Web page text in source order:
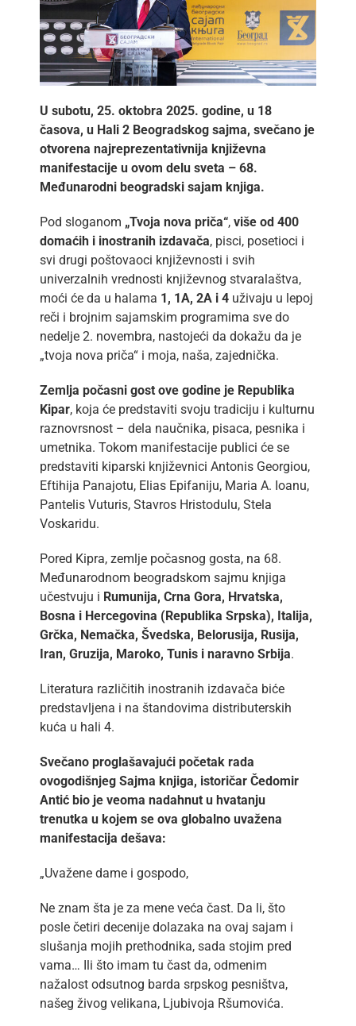
U subotu, 25. oktobra 2025. godine, u 18
časova, u Hali 2 Beogradskog sajma, svečano je
otvorena najreprezentativnija književna
manifestacije u ovom delu sveta – 68.
Međunarodni beogradski sajam knjiga.
Pod sloganom „Tvoja nova priča“, više od 400
domaćih i inostranih izdavača, pisci, posetioci i
svi drugi poštovaoci književnosti i svih
univerzalnih vrednosti književnog stvaralaštva,
moći će da u halama 1, 1A, 2A i 4uživaju u lepoj
reči i brojnim sajamskim programima sve do
nedelje 2. novembra, nastojeći da dokažu da je
„tvoja nova priča“ i moja, naša, zajednička.
Zemlja počasni gost ove godine je Republika
Kipar, koja će predstaviti svoju tradiciju i kulturnu
raznovrsnost – dela naučnika, pisaca, pesnika i
umetnika. Tokom manifestacije publici će se
predstaviti kiparski književnici Antonis Georgiou,
Eftihija Panajotu, Elias Epifaniju, Maria A. Ioanu,
Pantelis Vuturis, Stavros Hristodulu, Stela
Voskaridu.
Pored Kipra, zemlje počasnog gosta, na 68.
Međunarodnom beogradskom sajmu knjiga
učestvuju i Rumunija, Crna Gora, Hrvatska,
Bosna i Hercegovina (Republika Srpska), Italija,
Grčka, Nemačka, Švedska, Belorusija, Rusija,
Iran, Gruzija, Maroko, Tunis i naravno Srbija.
Literatura različitih inostranih izdavača biće
predstavljena i na štandovima distributerskih
kuća u hali 4.
Svečano proglašavajući početak rada
ovogodišnjeg Sajma knjiga, istoričar Čedomir
Antić bio je veoma nadahnut u hvatanju
trenutka u kojem se ova globalno uvažena
manifestacija dešava:
„Uvažene dame i gospodo,
Ne znam šta je za mene veća čast. Da li, što
posle četiri decenije dolazaka na ovaj sajam i
slušanja mojih prethodnika, sada stojim pred
vama… Ili što imam tu čast da, odmenim
nažalost odsutnog barda srpskog pesništva,
našeg živog velikana, Ljubivoja Ršumovića.